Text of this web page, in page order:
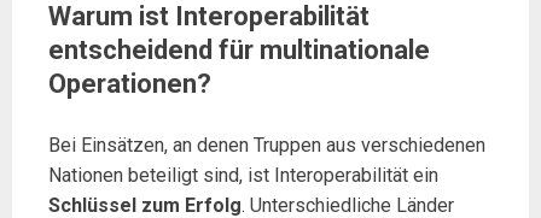
Warum ist Interoperabilität
entscheidend für multinationale
Operationen?
Bei Einsätzen, an denen Truppen aus verschiedenen
Nationen beteiligt sind, ist Interoperabilität ein
Schlüssel zum Erfolg. Unterschiedliche Länder